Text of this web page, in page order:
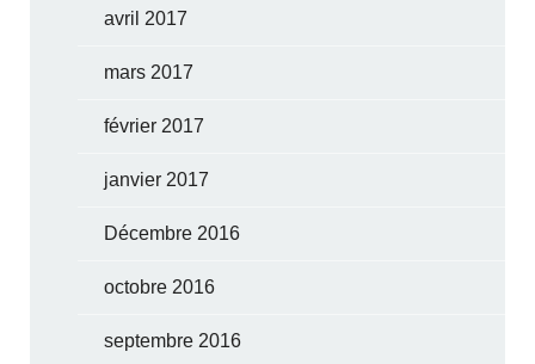
avril 2017
mars 2017
février 2017
janvier 2017
Décembre 2016
octobre 2016
septembre 2016